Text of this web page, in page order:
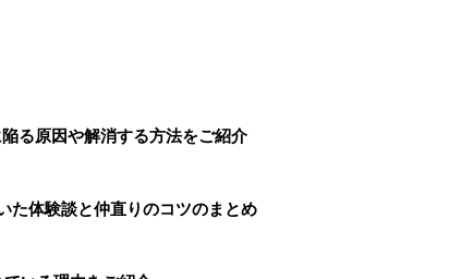
る原因や解消する方法をご紹介
た体験談と仲直りのコツのまとめ